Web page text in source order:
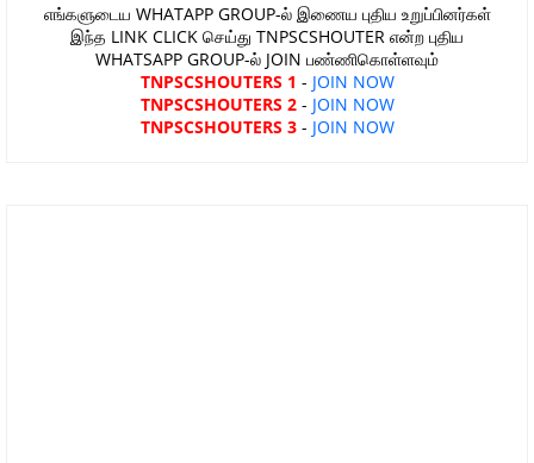
எங்களுடைய WHATAPP GROUP-ல் இணைய புதிய உறுப்பினர்கள்
இந்த LINK CLICK செய்து TNPSCSHOUTER என்ற புதிய
WHATSAPP GROUP-ல் JOIN பண்ணிகொள்ளவும்
TNPSCSHOUTERS 1 - JOIN NOW
TNPSCSHOUTERS 2- JOIN NOW
TNPSCSHOUTERS 3- JOIN NOW